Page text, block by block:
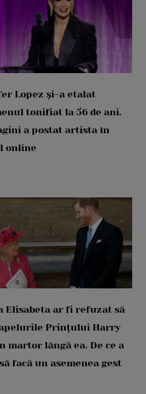
Lopez și-a etalat
tonifiat la 56 de ani.
a postat artista în
online
Elisabeta ar fi refuzat să
Prințului Harry
martor lângă ea. De ce a
facă un asemenea gest